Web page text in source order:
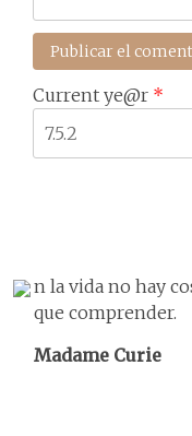
Current ye@r *
n la vida no hay
que comprender.
Madame Curie